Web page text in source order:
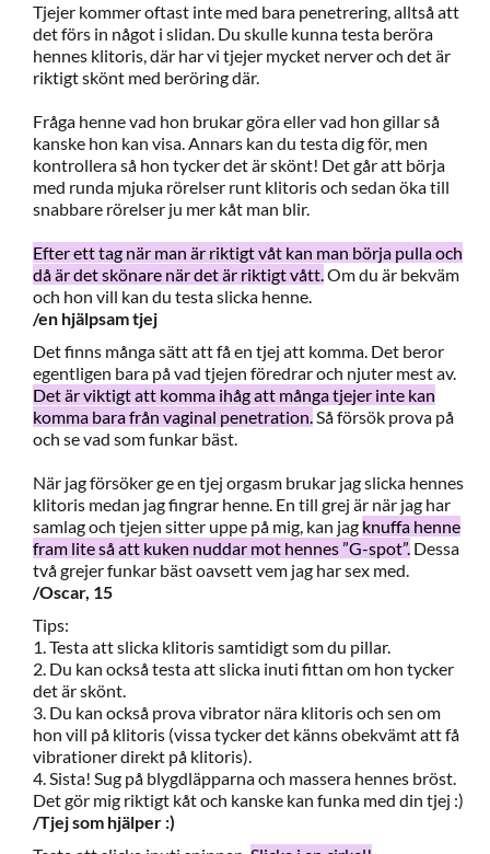
Tjejer kommer oftast inte med bara penetrering, alltså att
det förs in något i slidan. Du skulle kunna testa beröra
hennes klitoris, där har vi tjejer mycket nerver och det är
riktigt skönt med beröring där.
Fråga henne vad hon brukar göra eller vad hon gillar så
kanske hon kan visa. Annars kan du testa dig för, men
kontrollera så hon tycker det är skönt! Det går att börja
med runda mjuka rörelser runt klitoris och sedan öka till
snabbare rörelser ju mer kåt man blir.
Efter ett tag när man är riktigt våt kan man börja pulla och
då är det skönare när det är riktigt vått.Om du är bekväm
och hon vill kan du testa slicka henne.
/en hjälpsam tjej
Det finns många sätt att få en tjej att komma. Det beror
egentligen bara på vad tjejen föredrar och njuter mest av.
Det är viktigt att komma ihåg att många tjejer inte kan
komma bara från vaginal penetration.Så försök prova på
och se vad som funkar bäst.
När jag försöker ge en tjej orgasm brukar jag slicka hennes
klitoris medan jag fingrar henne. En till grej är när jag har
samlag och tjejen sitter uppe på mig, kan jag knuffa henne
fram lite så att kuken nuddar mot hennes ”G-spot”. Dessa
två grejer funkar bäst oavsett vem jag har sex med.
/Oscar, 15
Tips:
1. Testa att slicka klitoris samtidigt som du pillar.
2. Du kan också testa att slicka inuti fittan om hon tycker
det är skönt.
3. Du kan också prova vibrator nära klitoris och sen om
hon vill på klitoris (vissa tycker det känns obekvämt att få
vibrationer direkt på klitoris).
4. Sista! Sug på blygdläpparna och massera hennes bröst.
Det gör mig riktigt kåt och kanske kan funka med din tjej :)
/Tjej som hjälper :)